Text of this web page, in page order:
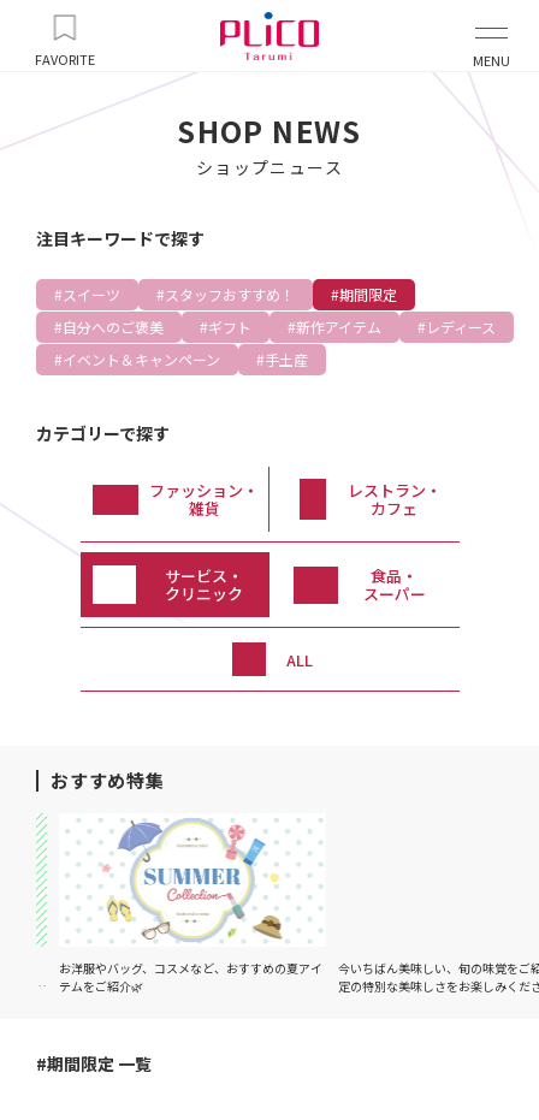
FAVORITE MENU
SHOP NEWS
ショップニュース
注目キーワードで探す
スイーツ スタッフおすすめ！
期間限定
自分へのご褒美
ギフト 新作アイテム
レディース
イベント＆キャンペーン
手土産
カテゴリーで探す
ファッション・
雑貨
レストラン・
カフェ
サービス・
クリニック
食品・
スーパー
ALL
おすすめ特集
お洋服やバッグ、コスメなど、おすすめの夏アイ
テムをご紹介🌿
今いちばん美味しい、旬の味覚をご紹
定の特別な美味しさをお楽しみくださ
#期間限定 一覧